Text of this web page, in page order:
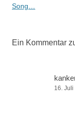
Song…
Ein Kommentar
16.